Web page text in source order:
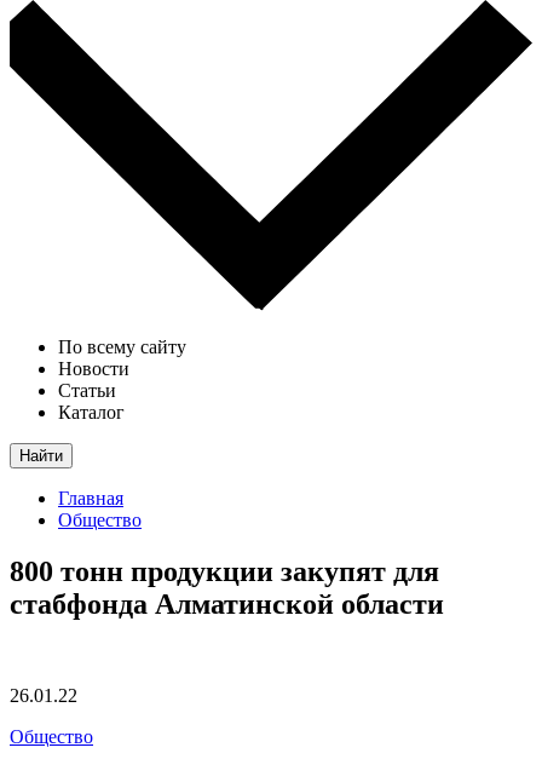
По всему сайту
Новости
Статьи
Каталог
Найти
Главная
Общество
800 тонн продукции закупят для
стабфонда Алматинской области
26.01.22
Общество